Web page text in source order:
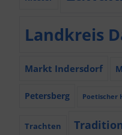
Landkreis
Markt Indersdorf
Petersberg Poetischer
Trachten